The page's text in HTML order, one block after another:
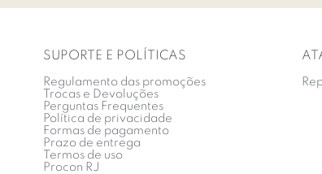
SUPORTE E POLÍTICAS
Regulamento das promoções
Trocas e Devoluções
Perguntas Frequentes
Política de privacidade
Formas de pagamento
Prazo de entrega
Termos de uso
Procon RJ